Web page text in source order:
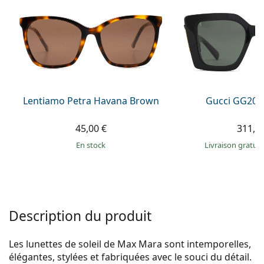
Prada
Toutes les marques
Lentiamo Petra Havana Brown
45,00 €
en stock
Gucci
Livraison
Description du produit
Les lunettes de soleil de Max Mara sont intemporelles,
élégantes, stylées et fabriquées avec le souci du détail.